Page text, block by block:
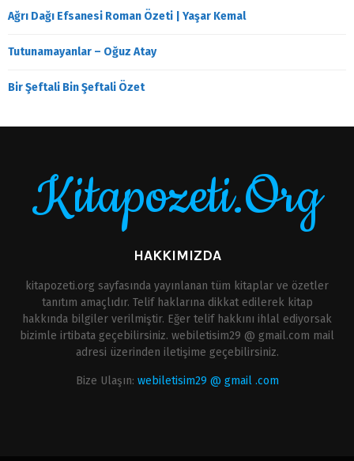
Ağrı Dağı Efsanesi Roman Özeti | Yaşar Kemal
Tutunamayanlar – Oğuz Atay
Bir Şeftali Bin Şeftali Özet
Kitapozeti.Org
HAKKIMIZDA
kitapozeti.org sayfasında yayınlanan tüm kitaplar ve özetler
tanıtım amaçlıdır. Telif haklarına dikkat edilerek kitap
hakkında bilgiler verilmiştir. Eğer telif hakkını ihlal ediyorsak
bizimle irtibata geçebilirsiniz. webiletisim29 @ gmail.com mail
adresi üzerinden iletişime geçebilirsiniz.
Bize Ulaşın: webiletisim29 @ gmail .com